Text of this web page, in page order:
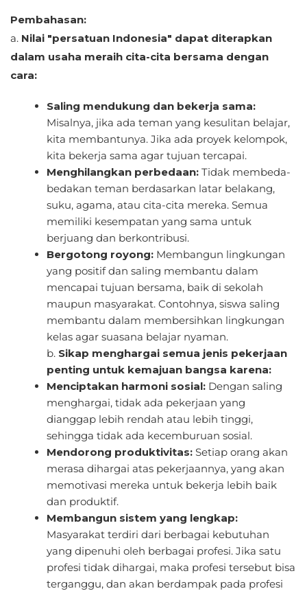
Pembahasan:
a. Nilai "persatuan Indonesia" dapat diterapkan
dalam usaha meraih cita-cita bersama dengan
cara:
Saling mendukung dan bekerja sama:
Misalnya, jika ada teman yang kesulitan belajar,
kita membantunya. Jika ada proyek kelompok,
kita bekerja sama agar tujuan tercapai.
Menghilangkan perbedaan: Tidak membeda-
bedakan teman berdasarkan latar belakang,
suku, agama, atau cita-cita mereka. Semua
memiliki kesempatan yang sama untuk
berjuang dan berkontribusi.
Bergotong royong: Membangun lingkungan
yang positif dan saling membantu dalam
mencapai tujuan bersama, baik di sekolah
maupun masyarakat. Contohnya, siswa saling
membantu dalam membersihkan lingkungan
kelas agar suasana belajar nyaman.
b. Sikap menghargai semua jenis pekerjaan
penting untuk kemajuan bangsa karena:
Menciptakan harmoni sosial: Dengan saling
menghargai, tidak ada pekerjaan yang
dianggap lebih rendah atau lebih tinggi,
sehingga tidak ada kecemburuan sosial.
Mendorong produktivitas: Setiap orang akan
merasa dihargai atas pekerjaannya, yang akan
memotivasi mereka untuk bekerja lebih baik
dan produktif.
Membangun sistem yang lengkap:
Masyarakat terdiri dari berbagai kebutuhan
yang dipenuhi oleh berbagai profesi. Jika satu
profesi tidak dihargai, maka profesi tersebut bisa
terganggu, dan akan berdampak pada profesi